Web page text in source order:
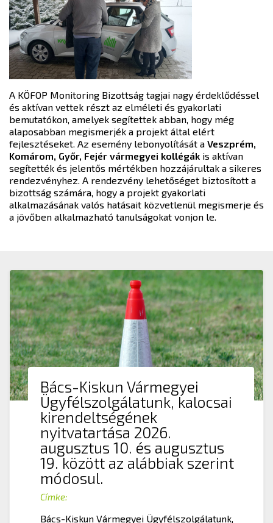
A KÖFOP Monitoring Bizottság tagjai nagy érdeklődéssel
és aktívan vettek részt az elméleti és gyakorlati
bemutatókon, amelyek segítettek abban, hogy még
alaposabban megismerjék a projekt által elért
fejlesztéseket. Az esemény lebonyolítását a Veszprém,
Komárom, Győr, Fejér vármegyei kollégák is aktívan
segítették és jelentős mértékben hozzájárultak a sikeres
rendezvényhez. A rendezvény lehetőséget biztosított a
bizottság számára, hogy a projekt gyakorlati
alkalmazásának valós hatásait közvetlenül megismerje és
a jövőben alkalmazható tanulságokat vonjon le.
Bács-Kiskun Vármegyei
Ügyfélszolgálatunk, kalocsai
kirendeltségének
nyitvatartása 2026.
augusztus 10. és augusztus
19. között az alábbiak szerint
módosul.
Címke:
Bács-Kiskun Vármegyei Ügyfélszolgálatunk,